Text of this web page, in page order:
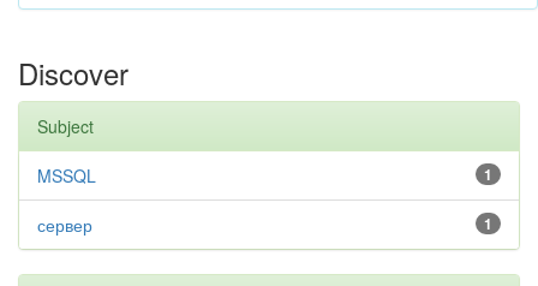
Discover
Subject
1
MSSQL
1
сервер